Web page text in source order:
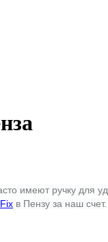
имеют ручку для
в Пензу за наш счет.